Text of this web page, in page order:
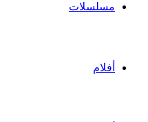
مسلسلات
أفلام